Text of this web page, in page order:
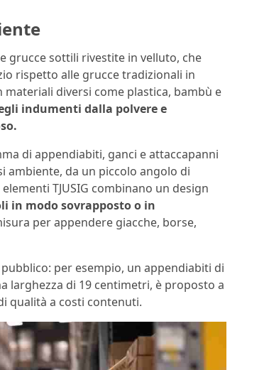
grucce sottili rivestite in velluto, che
rispetto alle grucce tradizionali in
diversi come plastica, bambù e
indumenti dalla polvere e
di appendiabiti, ganci e attaccapanni
ambiente, da un piccolo angolo di
TJUSIG combinano un design
in modo sovrapposto o in
per appendere giacche, borse,
per esempio, un appendiabiti di
larghezza di 19 centimetri, è proposto a
qualità a costi contenuti.